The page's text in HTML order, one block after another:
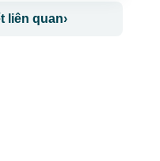
liên quan›